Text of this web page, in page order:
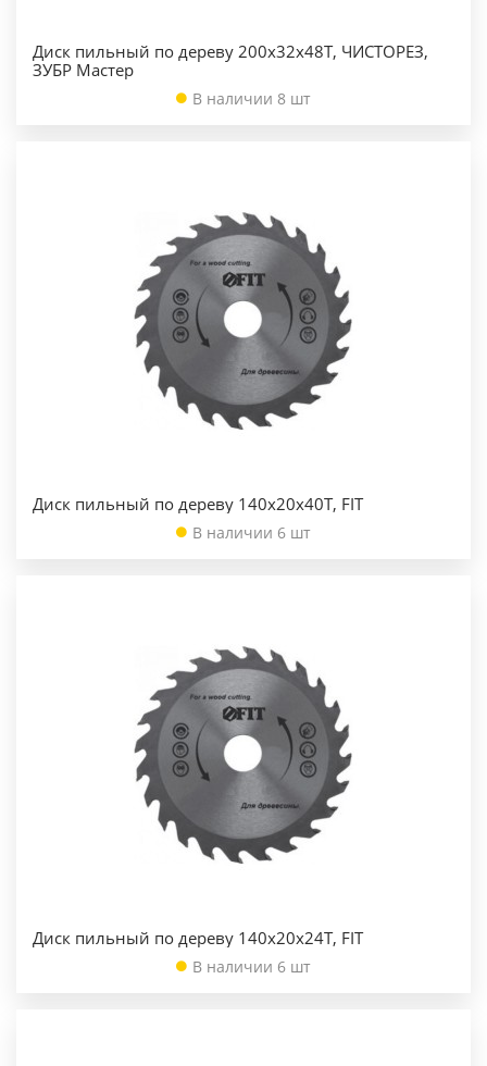
Диск пильный по дереву 200х32х48Т, ЧИСТОРЕЗ,
ЗУБР Мастер
В наличии 8 шт
Диск пильный по дереву 140х20х40Т, FIT
В наличии 6 шт
Диск пильный по дереву 140х20х24Т, FIT
В наличии 6 шт